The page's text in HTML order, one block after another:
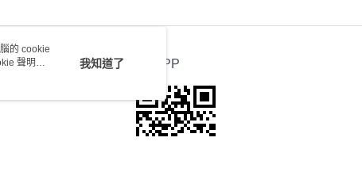
官方APP
的 cookie
聲明使
我知道了